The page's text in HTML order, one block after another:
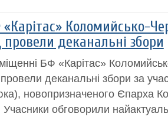
Коломийсько-
деканальні збори
БФ «Карітас»
деканальні збори за
новопризначеного Єпарха
обговорили